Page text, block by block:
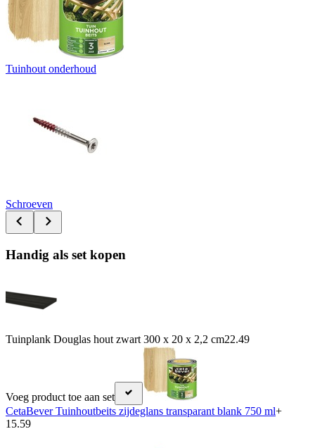
Tuinhout onderhoud
Schroeven
Handig als set kopen
Tuinplank Douglas hout zwart 300 x 20 x 2,2 cm22.49
Voeg product toe aan set
CetaBever Tuinhoutbeits zijdeglans transparant blank 750 ml+
15.59